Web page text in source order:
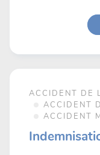
ACCIDENT DE
ACCIDENT
ACCIDENT